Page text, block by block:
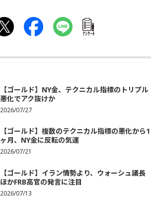
ｱﾝｹｰﾄ
【ゴールド】NY金、テクニカル指標のトリプル
悪化でアク抜けか
2026/07/27
【ゴールド】複数のテクニカル指標の悪化から1
ヶ月、NY金に反転の気運
2026/07/21
【ゴールド】イラン情勢より、ウォーシュ議長
ほかFRB高官の発言に注目
2026/07/13